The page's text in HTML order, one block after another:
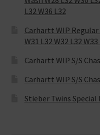
L32 W36 L32
Carhartt WIP Regular
W31 L32 W32 L32
Carhartt WIP S/S
Carhartt WIP S/S
Stieber Twins Special